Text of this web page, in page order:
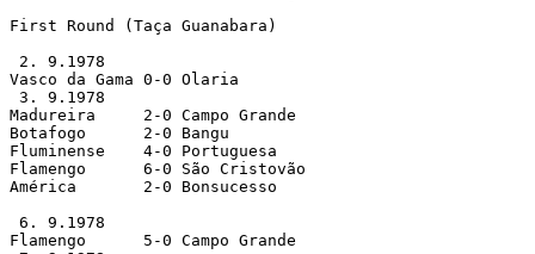
First Round (Taça Guanabara)
2. 9.1978
Vasco da Gama 0-0 Olaria
3. 9.1978
Madureira     2-0 Campo Grande
Botafogo      2-0 Bangu
Fluminense    4-0 Portuguesa
Flamengo      6-0 São Cristovão
América       2-0 Bonsucesso
6. 9.1978
Flamengo      5-0 Campo Grande